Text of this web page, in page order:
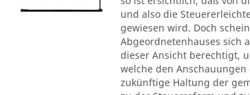
und also die
gewiesen wird. Doch
Abgeordnetenhauses sich
dieser Ansicht berechtigt,
welche den
zukünftige Haltung der